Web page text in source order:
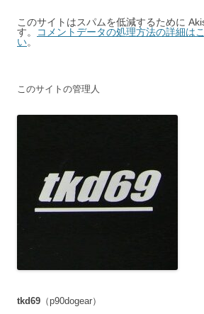
このサイトはスパムを低減するために
す。
コメントデータの処理方法の詳細は
い。
このサイトの管理人
tkd69 （p90dogear）